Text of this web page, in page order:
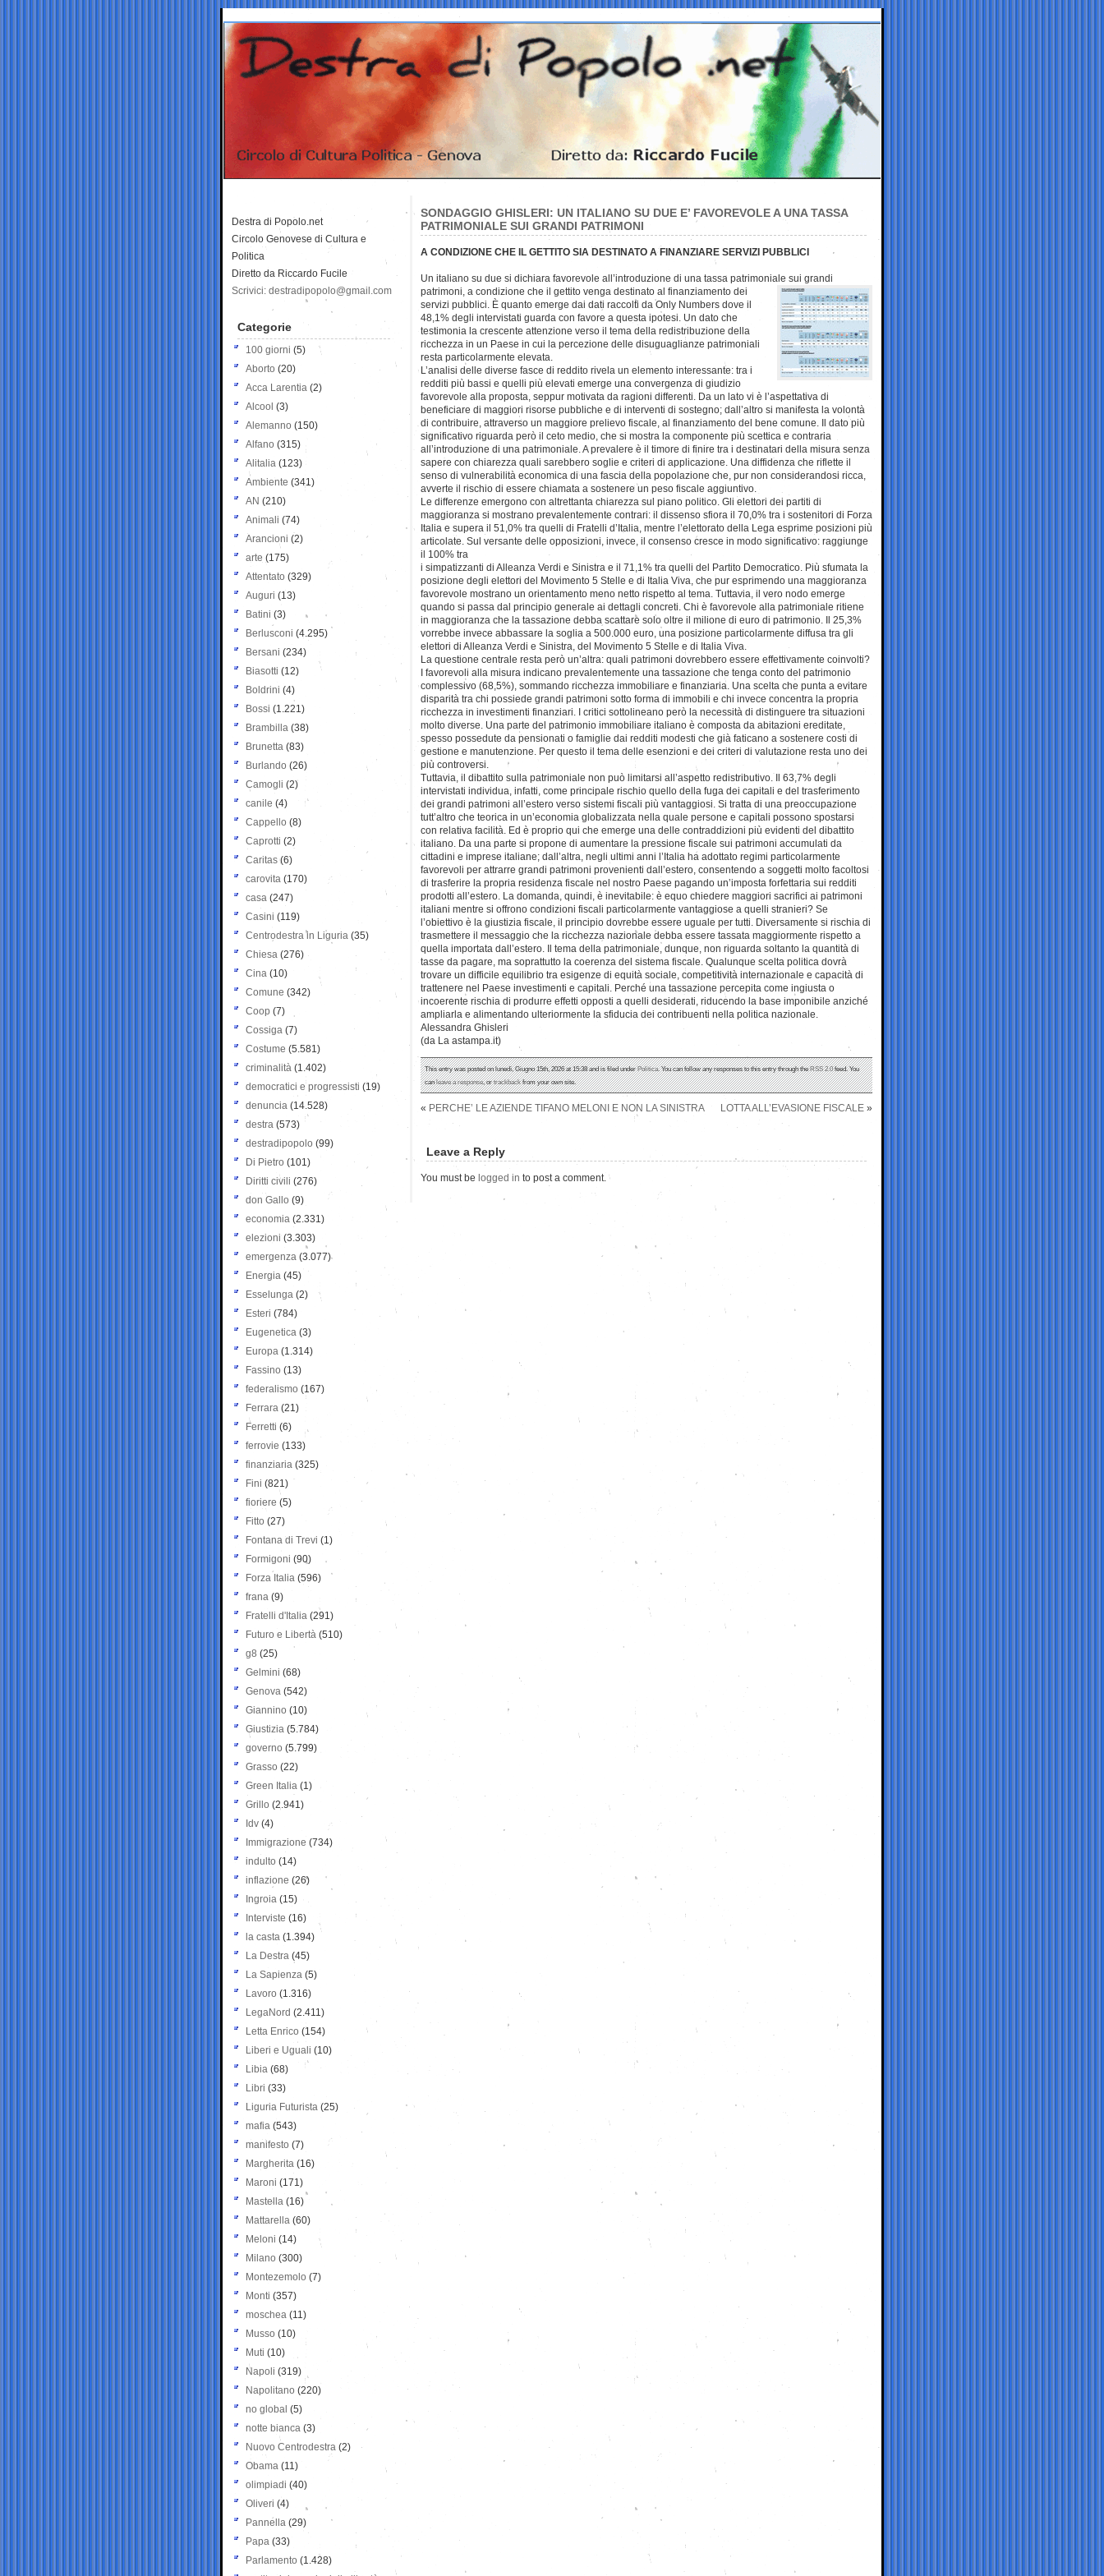
SONDAGGIO GHISLERI: UN ITALIANO SU DUE E’ FAVOREVOLE A UNA TASSA
PATRIMONIALE SUI GRANDI PATRIMONI
A CONDIZIONE CHE IL GETTITO SIA DESTINATO A FINANZIARE SERVIZI PUBBLICI
Un italiano su due si dichiara favorevole all’introduzione di una tassa patrimoniale sui grandi
patrimoni, a condizione che il gettito venga destinato al finanziamento dei
servizi pubblici. È quanto emerge dai dati raccolti da Only Numbers dove il
48,1% degli intervistati guarda con favore a questa ipotesi. Un dato che
testimonia la crescente attenzione verso il tema della redistribuzione della
ricchezza in un Paese in cui la percezione delle disuguaglianze patrimoniali
resta particolarmente elevata.
L’analisi delle diverse fasce di reddito rivela un elemento interessante: tra i
redditi più bassi e quelli più elevati emerge una convergenza di giudizio
favorevole alla proposta, seppur motivata da ragioni differenti. Da un lato vi è l’aspettativa di
beneficiare di maggiori risorse pubbliche e di interventi di sostegno; dall’altro si manifesta la volontà
di contribuire, attraverso un maggiore prelievo fiscale, al finanziamento del bene comune. Il dato più
significativo riguarda però il ceto medio, che si mostra la componente più scettica e contraria
all’introduzione di una patrimoniale. A prevalere è il timore di finire tra i destinatari della misura senza
sapere con chiarezza quali sarebbero soglie e criteri di applicazione. Una diffidenza che riflette il
senso di vulnerabilità economica di una fascia della popolazione che, pur non considerandosi ricca,
avverte il rischio di essere chiamata a sostenere un peso fiscale aggiuntivo.
Le differenze emergono con altrettanta chiarezza sul piano politico. Gli elettori dei partiti di
maggioranza si mostrano prevalentemente contrari: il dissenso sfiora il 70,0% tra i sostenitori di Forza
Italia e supera il 51,0% tra quelli di Fratelli d’Italia, mentre l’elettorato della Lega esprime posizioni più
articolate. Sul versante delle opposizioni, invece, il consenso cresce in modo significativo: raggiunge
il 100% tra
i simpatizzanti di Alleanza Verdi e Sinistra e il 71,1% tra quelli del Partito Democratico. Più sfumata la
posizione degli elettori del Movimento 5 Stelle e di Italia Viva, che pur esprimendo una maggioranza
favorevole mostrano un orientamento meno netto rispetto al tema. Tuttavia, il vero nodo emerge
quando si passa dal principio generale ai dettagli concreti. Chi è favorevole alla patrimoniale ritiene
in maggioranza che la tassazione debba scattare solo oltre il milione di euro di patrimonio. Il 25,3%
vorrebbe invece abbassare la soglia a 500.000 euro, una posizione particolarmente diffusa tra gli
elettori di Alleanza Verdi e Sinistra, del Movimento 5 Stelle e di Italia Viva.
La questione centrale resta però un’altra: quali patrimoni dovrebbero essere effettivamente coinvolti?
I favorevoli alla misura indicano prevalentemente una tassazione che tenga conto del patrimonio
complessivo (68,5%), sommando ricchezza immobiliare e finanziaria. Una scelta che punta a evitare
disparità tra chi possiede grandi patrimoni sotto forma di immobili e chi invece concentra la propria
ricchezza in investimenti finanziari. I critici sottolineano però la necessità di distinguere tra situazioni
molto diverse. Una parte del patrimonio immobiliare italiano è composta da abitazioni ereditate,
spesso possedute da pensionati o famiglie dai redditi modesti che già faticano a sostenere costi di
gestione e manutenzione. Per questo il tema delle esenzioni e dei criteri di valutazione resta uno dei
più controversi.
Tuttavia, il dibattito sulla patrimoniale non può limitarsi all’aspetto redistributivo. Il 63,7% degli
intervistati individua, infatti, come principale rischio quello della fuga dei capitali e del trasferimento
dei grandi patrimoni all’estero verso sistemi fiscali più vantaggiosi. Si tratta di una preoccupazione
tutt’altro che teorica in un’economia globalizzata nella quale persone e capitali possono spostarsi
con relativa facilità. Ed è proprio qui che emerge una delle contraddizioni più evidenti del dibattito
italiano. Da una parte si propone di aumentare la pressione fiscale sui patrimoni accumulati da
cittadini e imprese italiane; dall’altra, negli ultimi anni l’Italia ha adottato regimi particolarmente
favorevoli per attrarre grandi patrimoni provenienti dall’estero, consentendo a soggetti molto facoltosi
di trasferire la propria residenza fiscale nel nostro Paese pagando un’imposta forfettaria sui redditi
prodotti all’estero. La domanda, quindi, è inevitabile: è equo chiedere maggiori sacrifici ai patrimoni
italiani mentre si offrono condizioni fiscali particolarmente vantaggiose a quelli stranieri? Se
l’obiettivo è la giustizia fiscale, il principio dovrebbe essere uguale per tutti. Diversamente si rischia di
trasmettere il messaggio che la ricchezza nazionale debba essere tassata maggiormente rispetto a
quella importata dall’estero. Il tema della patrimoniale, dunque, non riguarda soltanto la quantità di
tasse da pagare, ma soprattutto la coerenza del sistema fiscale. Qualunque scelta politica dovrà
trovare un difficile equilibrio tra esigenze di equità sociale, competitività internazionale e capacità di
trattenere nel Paese investimenti e capitali. Perché una tassazione percepita come ingiusta o
incoerente rischia di produrre effetti opposti a quelli desiderati, riducendo la base imponibile anziché
ampliarla e alimentando ulteriormente la sfiducia dei contribuenti nella politica nazionale.
Alessandra Ghisleri
(da La astampa.it)
This entry was posted on lunedì, Giugno 15th, 2026 at 15:38 and is filed underPolitica. You can follow any responses to this entry through theRSS 2.0feed. You
canleave a response, ortrackbackfrom your own site.
« PERCHE’ LE AZIENDE TIFANO MELONI E NON LA SINISTRA LOTTA ALL’EVASIONE FISCALE »
Leave a Reply
You must be logged in to post a comment.
Destra di Popolo.net
Circolo Genovese di Cultura e
Politica
Diretto da Riccardo Fucile
Scrivici: destradipopolo@gmail.com
Categorie
100 giorni (5)
Aborto (20)
Acca Larentia (2)
Alcool (3)
Alemanno (150)
Alfano (315)
Alitalia (123)
Ambiente (341)
AN (210)
Animali (74)
Arancioni (2)
arte (175)
Attentato (329)
Auguri (13)
Batini (3)
Berlusconi (4.295)
Bersani (234)
Biasotti (12)
Boldrini (4)
Bossi (1.221)
Brambilla (38)
Brunetta (83)
Burlando (26)
Camogli (2)
canile (4)
Cappello (8)
Caprotti (2)
Caritas (6)
carovita (170)
casa (247)
Casini (119)
Centrodestra in Liguria (35)
Chiesa (276)
Cina (10)
Comune (342)
Coop (7)
Cossiga (7)
Costume (5.581)
criminalità (1.402)
democratici e progressisti (19)
denuncia (14.528)
destra (573)
destradipopolo (99)
Di Pietro (101)
Diritti civili (276)
don Gallo (9)
economia (2.331)
elezioni (3.303)
emergenza (3.077)
Energia (45)
Esselunga (2)
Esteri (784)
Eugenetica (3)
Europa (1.314)
Fassino (13)
federalismo (167)
Ferrara (21)
Ferretti (6)
ferrovie (133)
finanziaria (325)
Fini (821)
fioriere (5)
Fitto (27)
Fontana di Trevi (1)
Formigoni (90)
Forza Italia (596)
frana (9)
Fratelli d'Italia (291)
Futuro e Libertà (510)
g8 (25)
Gelmini (68)
Genova (542)
Giannino (10)
Giustizia (5.784)
governo (5.799)
Grasso (22)
Green Italia (1)
Grillo (2.941)
Idv (4)
Immigrazione (734)
indulto (14)
inflazione (26)
Ingroia (15)
Interviste (16)
la casta (1.394)
La Destra (45)
La Sapienza (5)
Lavoro (1.316)
LegaNord (2.411)
Letta Enrico (154)
Liberi e Uguali (10)
Libia (68)
Libri (33)
Liguria Futurista (25)
mafia (543)
manifesto (7)
Margherita (16)
Maroni (171)
Mastella (16)
Mattarella (60)
Meloni (14)
Milano (300)
Montezemolo (7)
Monti (357)
moschea (11)
Musso (10)
Muti (10)
Napoli (319)
Napolitano (220)
no global (5)
notte bianca (3)
Nuovo Centrodestra (2)
Obama (11)
olimpiadi (40)
Oliveri (4)
Pannella (29)
Papa (33)
Parlamento (1.428)